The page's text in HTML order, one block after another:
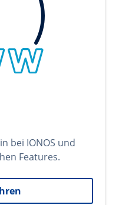
bei IONOS und
Features.